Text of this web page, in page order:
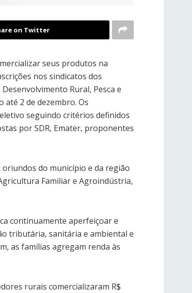
on Twitter
seus produtos na
nos sindicatos dos
Rural, Pesca e
2 de dezembro. Os
seguindo critérios definidos
por SDR, Emater, proponentes
do município e da região
Familiar e Agroindústria,
continuamente aperfeiçoar e
tributária, sanitária e ambiental e
as famílias agregam renda às
rurais comercializaram R$